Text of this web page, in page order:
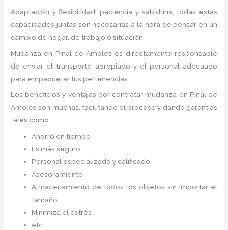
Adaptación y flexibilidad, paciencia y sabiduría, todas estas
capacidades juntas son necesarias a la hora de pensar en un
cambio de hogar, de trabajo o situación.
Mudanza en Pinal de Amoles es directamente responsable
de enviar el transporte apropiado y el personal adecuado
para empaquetar tus pertenencias.
Los beneficios y ventajas por contratar mudanza en Pinal de
Amoles son muchas, facilitando el proceso y dando garantías
tales como:
Ahorro en tiempo
Es más seguro
Personal especializado y calificado
Asesoramiento
Almacenamiento de todos los objetos sin importar el
tamaño
Minimiza el estrés
etc